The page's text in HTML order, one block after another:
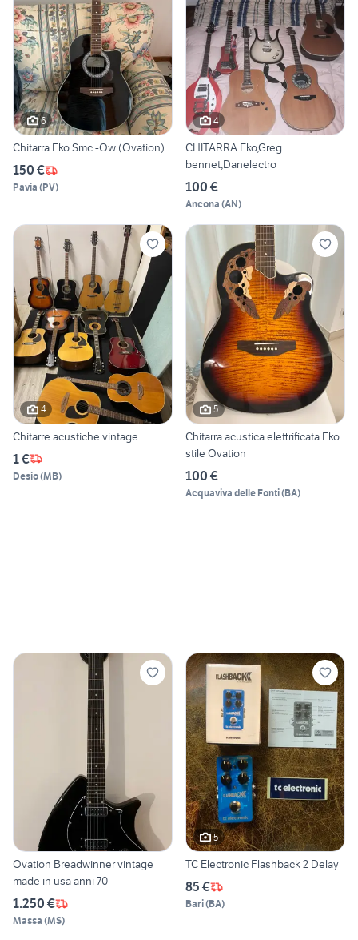
6
Chitarra Eko Smc -Ow (Ovation)
150 €
Pavia (PV)
4
CHITARRA Eko,Greg
bennet,Danelectro
100 €
Ancona (AN)
4
Chitarre acustiche vintage
1 €
Desio(MB)
5
Chitarra acustica elettrificata Eko
stile Ovation
100 €
Acquaviva delle Fonti(BA)
Ovation Breadwinner vintage
made in usa anni 70
1.250 €
Massa (MS)
5
TC Electronic Flashback 2 Delay
85 €
Bari(BA)